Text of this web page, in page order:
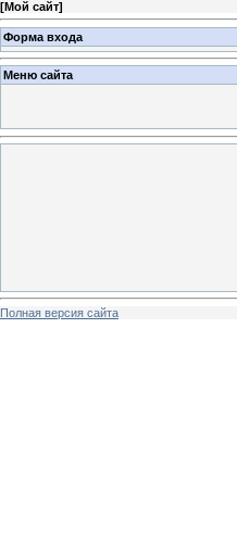
[Мой сайт]
Форма входа
Меню сайта
Полная версия сайта